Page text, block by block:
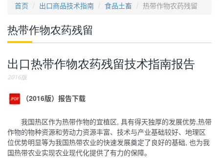
首页 出口商品技术指南 食品土畜 热带作物农药残留
热带作物农药残留
出口热带作物农药残留技术指南报告
2016版
（2016版）报告下载
我国热区作为热带作物的宜植区, 具有得天独厚的发展优势,热带
作物的物种资源和劳动力资源丰富、技术与产业基础较好、地理区
位优势明显等为我国热带农业的快速发展奠定了良好的基础, 也为我
国热带农业实现农业现代化提供了有力的保障。